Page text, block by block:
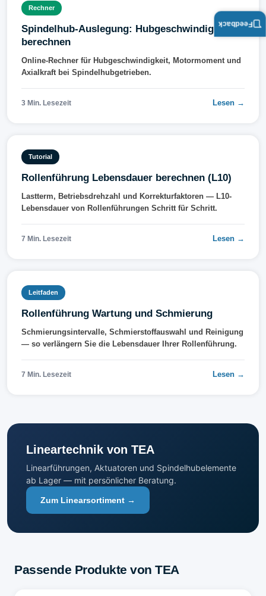
Rechner
Spindelhub-Auslegung: Hubgeschwindigkeit
berechnen
Online-Rechner für Hubgeschwindigkeit, Motormoment und
Axialkraft bei Spindelhubgetrieben.
3 Min. Lesezeit Lesen →
Tutorial
Rollenführung Lebensdauer berechnen (L10)
Lastterm, Betriebsdrehzahl und Korrekturfaktoren — L10-
Lebensdauer von Rollenführungen Schritt für Schritt.
7 Min. Lesezeit Lesen →
Leitfaden
Rollenführung Wartung und Schmierung
Schmierungsintervalle, Schmierstoffauswahl und Reinigung
— so verlängern Sie die Lebensdauer Ihrer Rollenführung.
7 Min. Lesezeit Lesen →
Lineartechnik von TEA
Linearführungen, Aktuatoren und Spindelhubelemente
ab Lager — mit persönlicher Beratung.
Zum Linearsortiment →
Passende Produkte von TEA
Feedback